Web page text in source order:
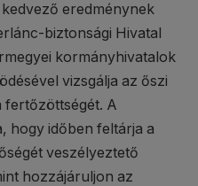
eredménynek
biztonsági Hivatal
kormányhivatalok
vizsgálja az őszi
fertőzöttségét. A
hogy időben feltárja a
veszélyeztető
hozzájáruljon az